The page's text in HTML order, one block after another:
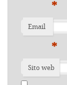
*
Email
*
Sito web